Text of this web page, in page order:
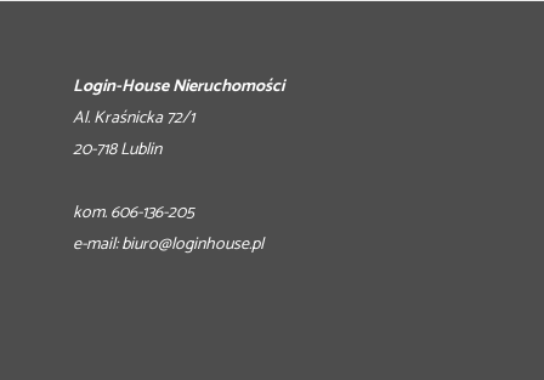
Login-House Nieruchomości
Al. Kraśnicka 72/1
20-718 Lublin
kom. 606-136-205
e-mail:biuro@loginhouse.pl